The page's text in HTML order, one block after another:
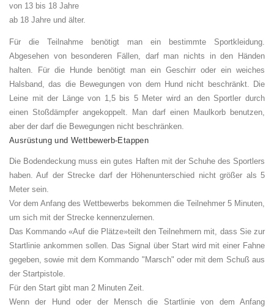
von 13 bis 18 Jahre
ab 18 Jahre und älter.
Für die Teilnahme benötigt man ein bestimmte Sportkleidung.
Abgesehen von besonderen Fällen, darf man nichts in den Händen
halten. Für die Hunde benötigt man ein Geschirr oder ein weiches
Halsband, das die Bewegungen von dem Hund nicht beschränkt. Die
Leine mit der Länge von 1,5 bis 5 Meter wird an den Sportler durch
einen Stoßdämpfer angekoppelt. Man darf einen Maulkorb benutzen,
aber der darf die Bewegungen nicht beschränken.
Ausrüstung und Wettbewerb-Etappen
Die Bodendeckung muss ein gutes Haften mit der Schuhe des Sportlers
haben. Auf der Strecke darf der Höhenunterschied nicht größer als 5
Meter sein.
Vor dem Anfang des Wettbewerbs bekommen die Teilnehmer 5 Minuten,
um sich mit der Strecke kennenzulernen.
Das Kommando «Auf die Plätze»teilt den Teilnehmern mit, dass Sie zur
Startlinie ankommen sollen. Das Signal über Start wird mit einer Fahne
gegeben, sowie mit dem Kommando "Marsch" oder mit dem Schuß aus
der Startpistole.
Für den Start gibt man 2 Minuten Zeit.
Wenn der Hund oder der Mensch die Startlinie von dem Anfang